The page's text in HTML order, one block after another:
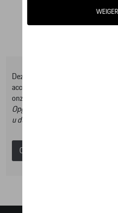
Deze online shop biedt u enkel
accessoire gamma, om het
onze Tequipment accessoire zoeker
Opgelet, door op deze link te
u dus geen artikels online bestellen.
Catalogus Porsche